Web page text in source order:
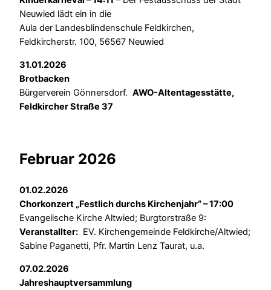
Neuwied lädt ein in die
Aula der Landesblindenschule Feldkirchen,
Feldkircherstr. 100, 56567 Neuwied
31.01.2026
Brotbacken
Bürgerverein Gönnersdorf. AWO-Altentagesstätte,
Feldkircher Straße 37
Februar 2026
01.02.2026
Chorkonzert „Festlich durchs Kirchenjahr“ – 17:00
Evangelische Kirche Altwied; Burgtorstraße 9:
Veranstallter: EV. Kirchengemeinde Feldkirche/Altwied;
Sabine Paganetti, Pfr. Martin Lenz Taurat, u.a.
07.02.2026
Jahreshauptversammlung